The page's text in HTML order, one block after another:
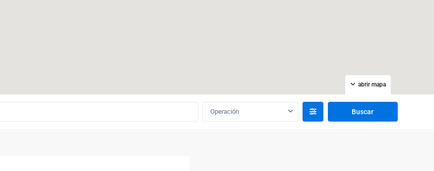
abrir mapa
Operación